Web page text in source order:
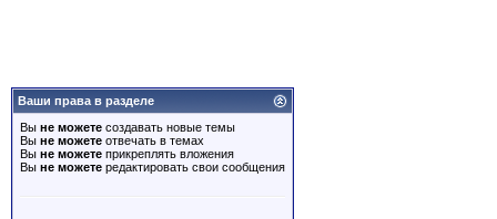
Ваши права в разделе
Вы не можете создавать новые темы
Вы не можете отвечать в темах
Вы не можете прикреплять вложения
Вы не можете редактировать свои сообщения